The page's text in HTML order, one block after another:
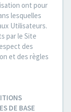
ont pour
lesquelles
Utilisateurs.
par le Site
des
et des règles
DE BASE